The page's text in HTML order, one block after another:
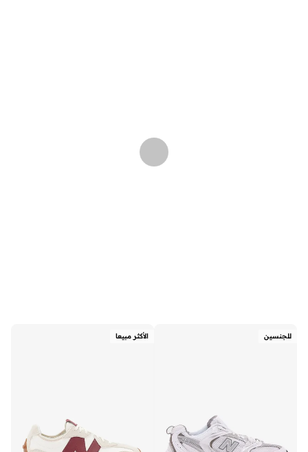
للجنسين الأكثر مبيعا